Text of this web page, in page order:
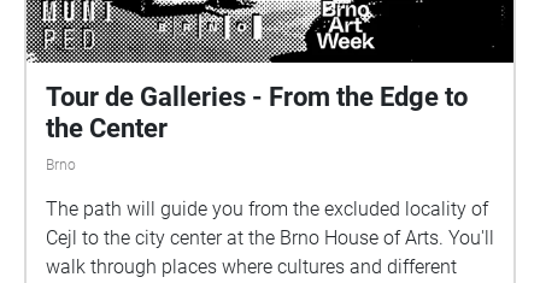
Tour de Galleries - From the Edge to
the Center
Brno
The path will guide you from the excluded locality of
Cejl to the city center at the Brno House of Arts. You'll
walk through places where cultures and different